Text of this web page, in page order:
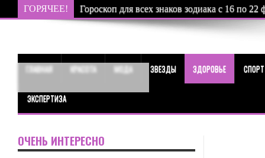
ГОРЯЧЕЕ! Гороскоп для всех знаков зодиака с 16 по 22
ГЛАВНАЯ КРАСОТА МОДА ЗВЕЗДЫ ЗДОРОВЬЕ СПОРТ
ЭКСПЕРТИЗА
ОЧЕНЬ ИНТЕРЕСНО